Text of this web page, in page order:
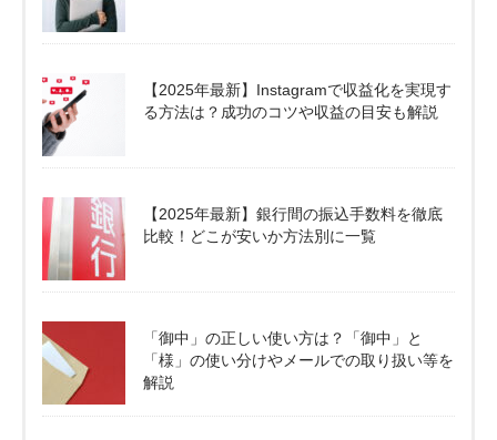
【2025年最新】Instagramで収益化を実現す
る方法は？成功のコツや収益の目安も解説
【2025年最新】銀行間の振込手数料を徹底
比較！どこが安いか方法別に一覧
「御中」の正しい使い方は？「御中」と
「様」の使い分けやメールでの取り扱い等を
解説